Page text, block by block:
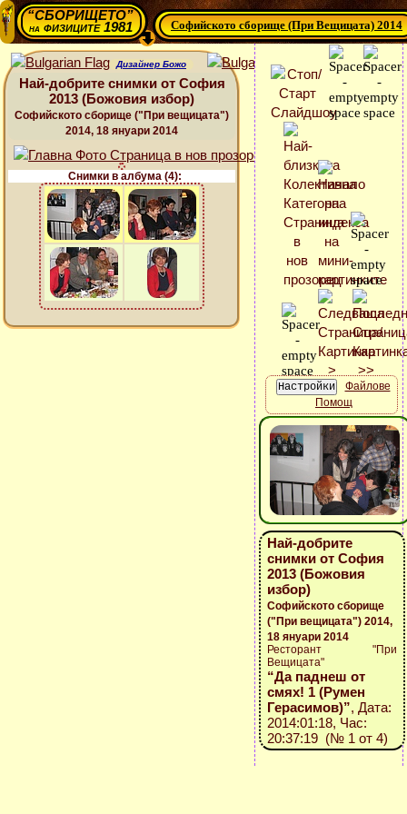
“СБОРИЩЕТО”
нафизиците 1981 Софийското сборище (При Вещицата) 2014
Дизайнер Божо
Най-добрите снимки от София
2013 (Божовия избор)
Софийското сборище ("При вещицата")
2014, 18 януари 2014
Снимки в албума (4):
Файлове
Помощ
Най-добрите
снимки от София
2013 (Божовия
избор)
Софийското сборище
("При вещицата") 2014,
18 януари 2014
Ресторант "При
Вещицата"
“Да паднеш от
смях! 1 (Румен
Герасимов)”, Дата:
2014:01:18, Час:
20:37:19 (№ 1 от 4)